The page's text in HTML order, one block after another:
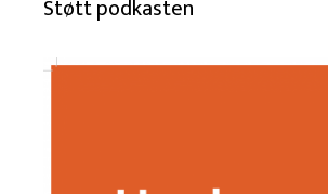
Støtt podkasten